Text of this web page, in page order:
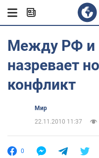
Между РФ и
назревает
конфликт
Мир
22.11.2010 11:37
0